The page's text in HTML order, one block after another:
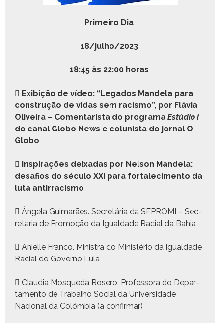
Primeiro Dia
18/julho/2023
18:45 às 22:00 horas
 Exibição de vídeo: “Lega­dos Man­dela para
con­strução de vidas sem racis­mo”, por Flávia
Oliveira – Comen­tarista do pro­gra­ma Estú­dio i
do canal Globo News e col­u­nista do jor­nal O
Globo
 Inspi­rações deix­adas por Nel­son Man­dela:
desafios do sécu­lo XXI para for­t­alec­i­men­to da
luta antir­racis­mo
 Ângela Guimarães. Secretária da SEPROMI – Sec­
re­taria de Pro­moção da Igual­dade Racial da Bahia
 Anielle Fran­co. Min­is­tra do Min­istério da Igual­dade
Racial do Gov­er­no Lula
 Clau­dia Mosque­da Rosero. Pro­fes­so­ra do Depar­
ta­men­to de Tra­bal­ho Social da Uni­ver­si­dade
Nacional da Colôm­bia (a con­fir­mar)